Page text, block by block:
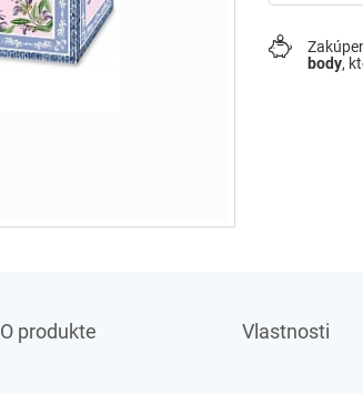
body,
O produkte Vlastnosti